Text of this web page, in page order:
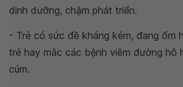
dinh dưỡng, chậm phát triển.
- Trẻ có sức đề kháng kém, đang ốm
trẻ hay mắc các bệnh viêm đường hô
cúm.